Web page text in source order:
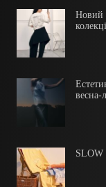
Новий
весна-